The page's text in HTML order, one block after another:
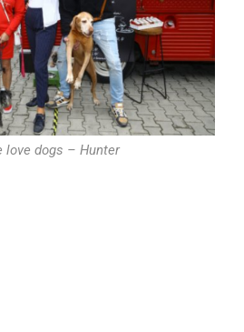
love dogs – Hunter